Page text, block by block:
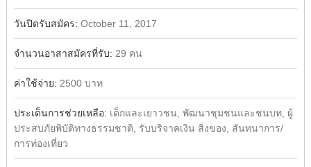
วันปิดรับสมัคร: October 11, 2017
จำนวนอาสาสมัครที่รับ: 29 คน
ค่าใช้จ่าย: 2500 บาท
ประเด็นการช่วยเหลือ: เด็กและเยาวชน, พัฒนาชุมชนและชนบท, ผู้
ประสบภัยพิบัติทางธรรมชาติ, รับบริจาคเงิน สิ่งของ, สันทนาการ/
การท่องเที่ยว